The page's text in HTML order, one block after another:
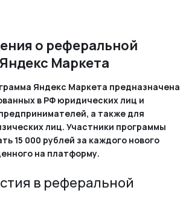
о реферальной
Маркета
Яндекс Маркета предназначена
в РФ юридических лиц и
а также для
лиц. Участники программы
15 000 рублей за каждого нового
на платформу.
в реферальной